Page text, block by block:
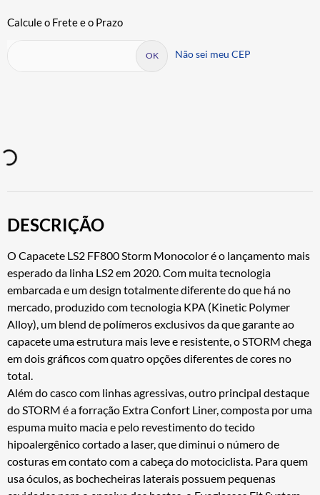
Não sei meu CEP
DESCRIÇÃO
O Capacete LS2 FF800 Storm Monocolor é o lançamento mais
esperado da linha LS2 em 2020. Com muita tecnologia
embarcada e um design totalmente diferente do que há no
mercado, produzido com tecnologia KPA (Kinetic Polymer
Alloy), um blend de polímeros exclusivos da que garante ao
capacete uma estrutura mais leve e resistente, o STORM chega
em dois gráficos com quatro opções diferentes de cores no
total.
Além do casco com linhas agressivas, outro principal destaque
do STORM é a forração Extra Confort Liner, composta por uma
espuma muito macia e pelo revestimento do tecido
hipoalergênico cortado a laser, que diminui o número de
costuras em contato com a cabeça do motociclista. Para quem
usa óculos, as bochecheiras laterais possuem pequenas